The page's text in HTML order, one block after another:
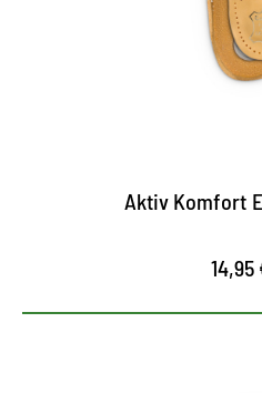
Soporta los pies, relaja
Almohadilla de alivio
Aktiv Komfort
14,95